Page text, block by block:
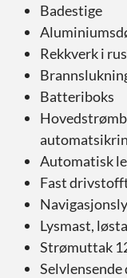
Badestige
Rekkverk i
Batteriboks
Automatisk
Fast
Lysmast,
Strømuttak
Selvlensende